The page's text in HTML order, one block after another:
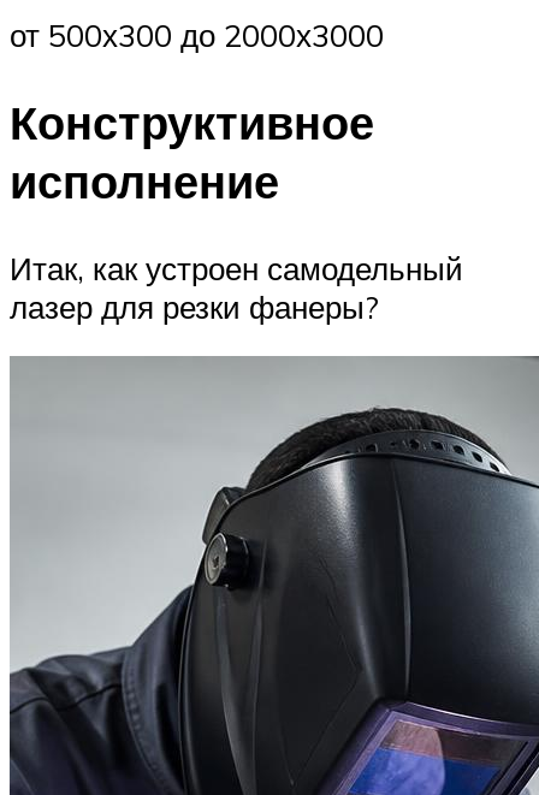
от 500х300 до 2000х3000
Конструктивное
исполнение
Итак, как устроен самодельный
лазер для резки фанеры?